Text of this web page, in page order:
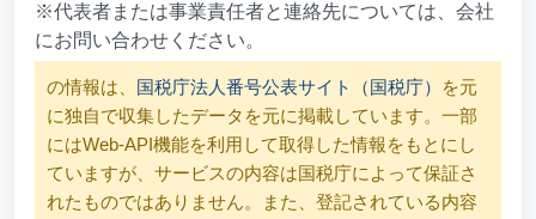
※代表者または事業責任者と連絡先については、会社
にお問い合わせください。
の情報は、 国税庁法人番号公表サイト（国税庁）
を元
に独自で収集したデータを元に掲載しています。一部
にはWeb-API機能を利用して取得した情報をもとにし
ていますが、サービスの内容は国税庁によって保証さ
れたものではありません。また、登記されている内容